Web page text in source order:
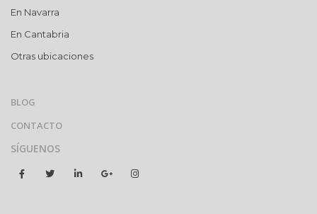
En Navarra
En Cantabria
Otras ubicaciones
BLOG
CONTACTO
SÍGUENOS